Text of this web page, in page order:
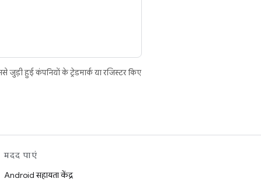
हुई कंपनियों के ट्रेडमार्क या रजिस्टर किए
मदद पाएं
Android सहायता केंद्र